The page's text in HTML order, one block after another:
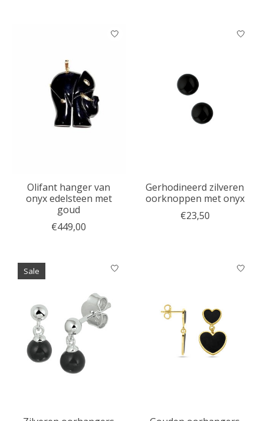
Olifant hanger van
onyx edelsteen met
goud
€449,00
Gerhodineerd zilveren
oorknoppen met onyx
€23,50
Sale